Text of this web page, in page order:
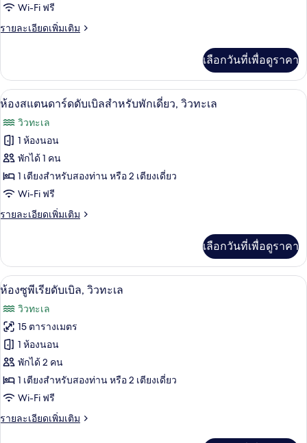
ดับเบิล,
วิว
Wi-Fi ฟรี
รายละเอียดเพิ่มเติม
ราย
เกี่ยว
กับ
ห้อง
วิว
ทะเล
เลือกวันที่เพื่อดูราคา
เปิด
ภาพถ่าย
ทั้งหมด
ของ
ห้อง
สแตนดาร์ด
ดับเบิล
พัก
เดี่ยว,
วิว
ทะเล
โต๊ะทำงาน, ผ้าม่านกันแสง, เปล/เตียง
1
ห้องสแตนดาร์ดดับเบิลสำหรับพักเดี่ยว, วิวทะเล
วิวทะเล
1 ห้องนอน
พักได้ 1 คน
1 เตียงสำหรับสองท่าน หรือ 2 เตียงเดี่ยว
Wi-Fi ฟรี
รายละเอียดเพิ่มเติม
ราย
เกี่ยว
กับ
ห้อง
สแตนดาร์ด
ดับเบิล
สำหรับ
พัก
เดี่ยว,
วิว
ทะเล
เลือกวันที่เพื่อดูราคา
เปิด
ภาพถ่าย
ทั้งหมด
ของ
ห้อง
ซู
พี
เรียดั
โต๊ะทำงาน, ผ้าม่านกันแสง, เปล/เตียง
1
ห้องซูพีเรียดับเบิล, วิวทะเล
วิวทะเล
15 ตารางเมตร
1 ห้องนอน
พักได้ 2 คน
1 เตียงสำหรับสองท่าน หรือ 2 เตียงเดี่ยว
Wi-Fi ฟรี
รายละเอียดเพิ่มเติม
ราย